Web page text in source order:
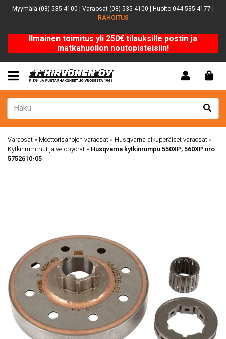
Myymälä (08) 535 4100 | Varaosat (08) 535 4100 | Huolto 044 535 4177 |
RAHOITUS
Ilmainen toimitus yli 250€ tilauksille postin ja
matkahuollon noutopisteisiin!
Varaosat » Moottorisahojen varaosat » Husqvarna alkuperäiset varaosat »
Kytkinrummut ja vetopyörät » Husqvarna kytkinrumpu 550XP, 560XP nro
5752610-05